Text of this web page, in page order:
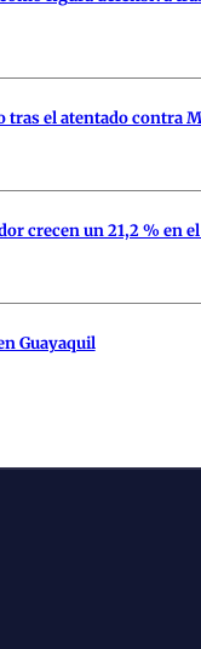
tras el atentado contra
crecen un 21,2 % en
Guayaquil